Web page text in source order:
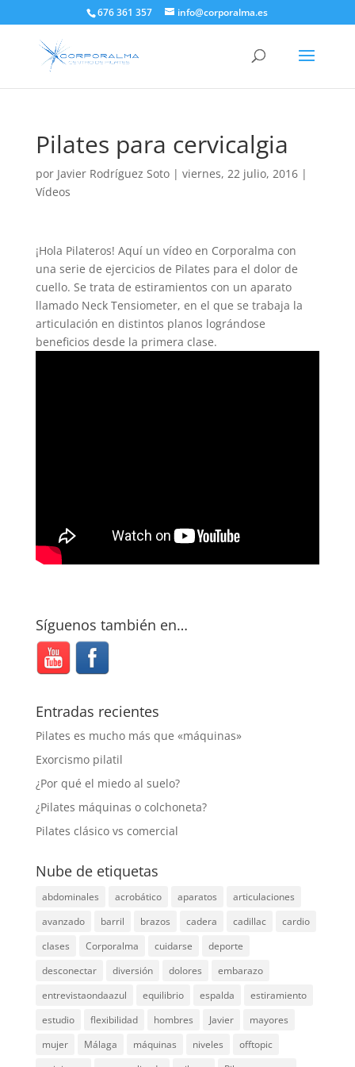
676 361 357 info@corporalma.es
Pilates para cervicalgia
por Javier Rodríguez Soto| viernes, 22 julio, 2016|
Vídeos
¡Hola Pilateros! Aquí un vídeo en Corporalma con
una serie de ejercicios de Pilates para el dolor de
cuello. Se trata de estiramientos con un aparato
llamado Neck Tensiometer, en el que se trabaja la
articulación en distintos planos lográndose
beneficios desde la primera clase.
Síguenos también en…
Entradas recientes
Pilates es mucho más que «máquinas»
Exorcismo pilatil
¿Por qué el miedo al suelo?
¿Pilates máquinas o colchoneta?
Pilates clásico vs comercial
Nube de etiquetas
abdominales acrobático aparatos
articulaciones
avanzado
barril brazos cadera cadillac
cardio
clases
Corporalma cuidarse
deporte
desconectar
diversión dolores
embarazo
entrevistaondaazul
equilibrio espalda
estiramiento
estudio
flexibilidad hombres Javier
mayores
mujer
Málaga máquinas niveles
offtopic